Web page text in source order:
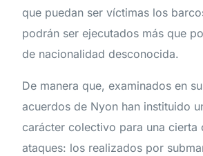
que puedan ser víctimas los
podrán ser ejecutados más que
de nacionalidad desconocida.
De manera que, examinados en
acuerdos de Nyon han instituido
carácter colectivo para una cierta
ataques: los realizados por